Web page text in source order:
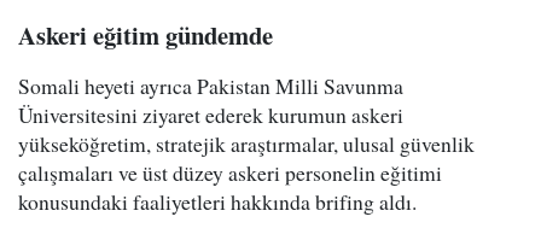
Askeri eğitim gündemde
Somali heyeti ayrıca Pakistan Milli Savunma
Üniversitesini ziyaret ederek kurumun askeri
yükseköğretim, stratejik araştırmalar, ulusal güvenlik
çalışmaları ve üst düzey askeri personelin eğitimi
konusundaki faaliyetleri hakkında brifing aldı.